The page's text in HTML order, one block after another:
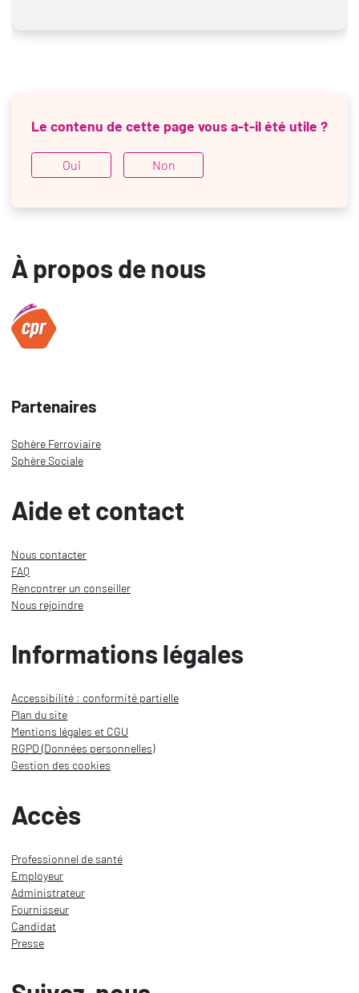
Le contenu de cette page vous a-t-il été utile ?
Oui Non
À propos de nous
Partenaires
Sphère Ferroviaire
Sphère Sociale
Aide et contact
Nous contacter
FAQ
Rencontrer un conseiller
Nous rejoindre
Informations légales
Accessibilité : conformité partielle
Plan du site
Mentions légales et CGU
RGPD (Données personnelles)
Gestion des cookies
Accès
Professionnel de santé
Employeur
Administrateur
Fournisseur
Candidat
Presse